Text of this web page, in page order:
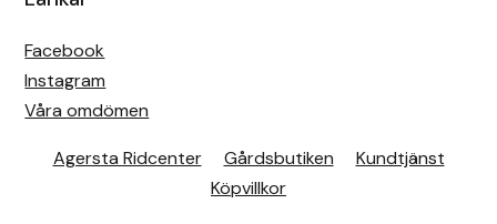
Facebook
Instagram
Våra omdömen
Agersta Ridcenter Gårdsbutiken
Kundtjänst
Köpvillkor